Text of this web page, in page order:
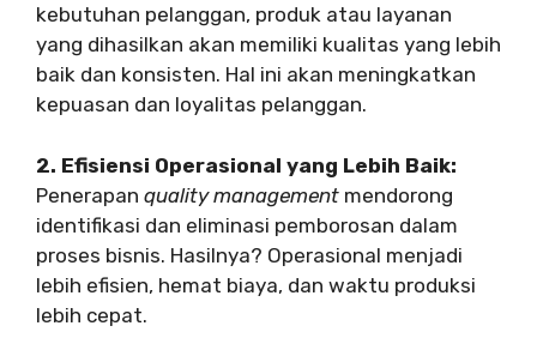
kebutuhan pelanggan, produk atau layanan
yang dihasilkan akan memiliki kualitas yang lebih
baik dan konsisten. Hal ini akan meningkatkan
kepuasan dan loyalitas pelanggan.
2. Efisiensi Operasional yang Lebih Baik:
Penerapan quality management mendorong
identifikasi dan eliminasi pemborosan dalam
proses bisnis. Hasilnya? Operasional menjadi
lebih efisien, hemat biaya, dan waktu produksi
lebih cepat.